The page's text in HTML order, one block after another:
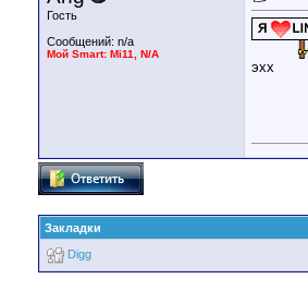
Гость
Сообщений: n/a
Мой Smart: Mi11, N/A
эхх
Закладки
Digg